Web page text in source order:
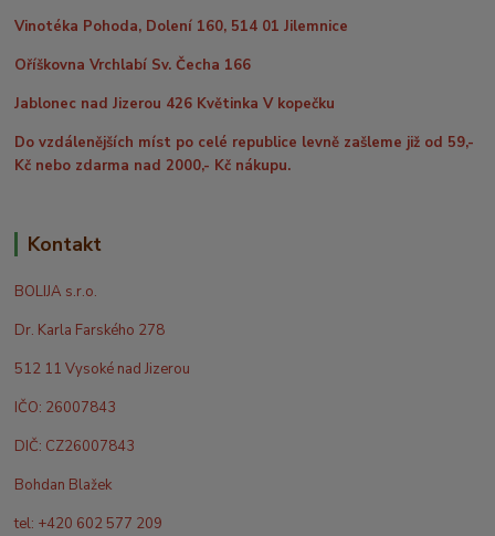
Vinotéka Pohoda, Dolení 160, 514 01 Jilemnice
Oříškovna Vrchlabí Sv. Čecha 166
Jablonec nad Jizerou 426 Květinka V kopečku
Do vzdálenějších míst po celé republice levně zašleme již od 59,-
Kč nebo zdarma nad 2000,- Kč nákupu.
Kontakt
BOLIJA s.r.o.
Dr. Karla Farského 278
512 11 Vysoké nad Jizerou
IČO: 26007843
DIČ: CZ26007843
Bohdan Blažek
tel: +420 602 577 209